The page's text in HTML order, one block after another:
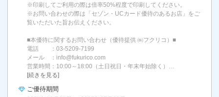
※印刷してご利用の際は倍率50%程度で印刷してください。
※お問い合わせの際は「セゾン・UCカード優待のあるお店」をご
覧いただいた旨お伝えください。
■本優待に関するお問い合わせ（優待提供 ㈱フクリコ）■
電話 ：03-5209-7199
メール ：info@fukurico.com
営業時間：10:00～18:00（土日祝日・年末年始除く）…
[続きを見る]
ご優待期間